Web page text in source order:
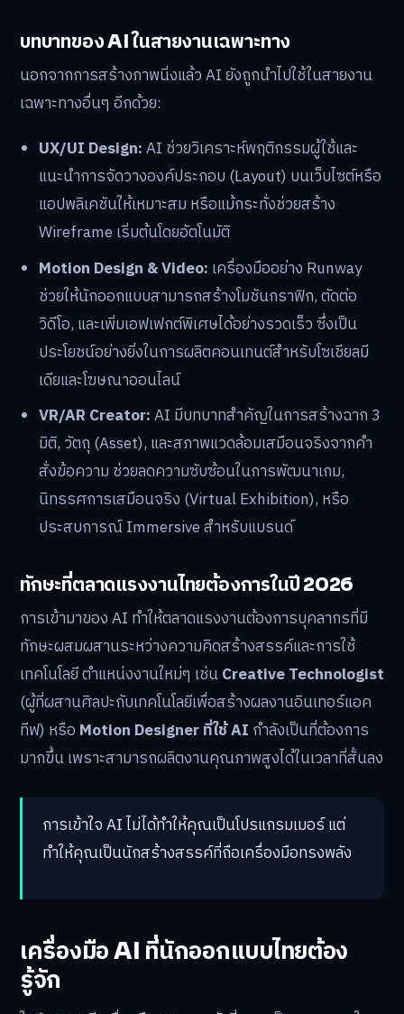
บทบาทของ AI ในสายงานเฉพาะทาง
นอกจากการสร้างภาพนิ่งแล้ว AI ยังถูกนำไปใช้ในสายงาน
เฉพาะทางอื่นๆ อีกด้วย:
UX/UI Design:AI ช่วยวิเคราะห์พฤติกรรมผู้ใช้และ
แนะนำการจัดวางองค์ประกอบ (Layout) บนเว็บไซต์หรือ
แอปพลิเคชันให้เหมาะสม หรือแม้กระทั่งช่วยสร้าง
Wireframe เริ่มต้นโดยอัตโนมัติ
Motion Design & Video: เครื่องมืออย่าง Runway
ช่วยให้นักออกแบบสามารถสร้างโมชันกราฟิก, ตัดต่อ
วิดีโอ, และเพิ่มเอฟเฟกต์พิเศษได้อย่างรวดเร็ว ซึ่งเป็น
ประโยชน์อย่างยิ่งในการผลิตคอนเทนต์สำหรับโซเชียลมี
เดียและโฆษณาออนไลน์
VR/AR Creator:AI มีบทบาทสำคัญในการสร้างฉาก 3
มิติ, วัตถุ (Asset), และสภาพแวดล้อมเสมือนจริงจากคำ
สั่งข้อความ ช่วยลดความซับซ้อนในการพัฒนาเกม,
นิทรรศการเสมือนจริง (Virtual Exhibition), หรือ
ประสบการณ์ Immersive สำหรับแบรนด์
ทักษะที่ตลาดแรงงานไทยต้องการในปี 2026
การเข้ามาของ AI ทำให้ตลาดแรงงานต้องการบุคลากรที่มี
ทักษะผสมผสานระหว่างความคิดสร้างสรรค์และการใช้
เทคโนโลยี ตำแหน่งงานใหม่ๆ เช่นCreative Technologist
(ผู้ที่ผสานศิลปะกับเทคโนโลยีเพื่อสร้างผลงานอินเทอร์แอค
ทีฟ) หรือ Motion Designer ที่ใช้ AI กำลังเป็นที่ต้องการ
มากขึ้น เพราะสามารถผลิตงานคุณภาพสูงได้ในเวลาที่สั้นลง
การเข้าใจ AI ไม่ได้ทำให้คุณเป็นโปรแกรมเมอร์ แต่
ทำให้คุณเป็นนักสร้างสรรค์ที่ถือเครื่องมือทรงพลัง
เครื่องมือ AI ที่นักออกแบบไทยต้อง
รู้จัก